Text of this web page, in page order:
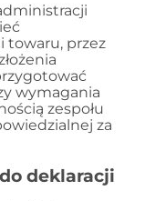
towaru, przez
wymagania
zespołu
za
deklaracji